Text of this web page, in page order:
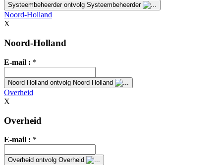
Systeembeheerder ontvolg Systeembeheerder
Noord-Holland
X
Noord-Holland
E-mail : *
Noord-Holland ontvolg Noord-Holland
Overheid
X
Overheid
E-mail : *
Overheid ontvolg Overheid